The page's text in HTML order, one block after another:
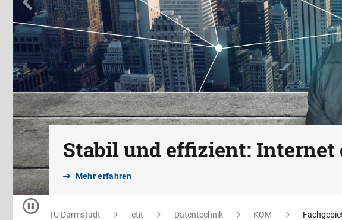
Stabil und effizient: Internet
Mehr erfahren
Zurück
TU Darmstadt etit Datentechnik KOM